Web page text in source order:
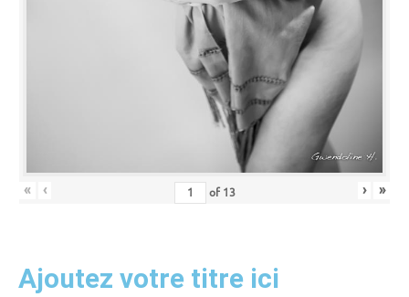
« ‹ of 13 › »
Ajoutez votre titre ici